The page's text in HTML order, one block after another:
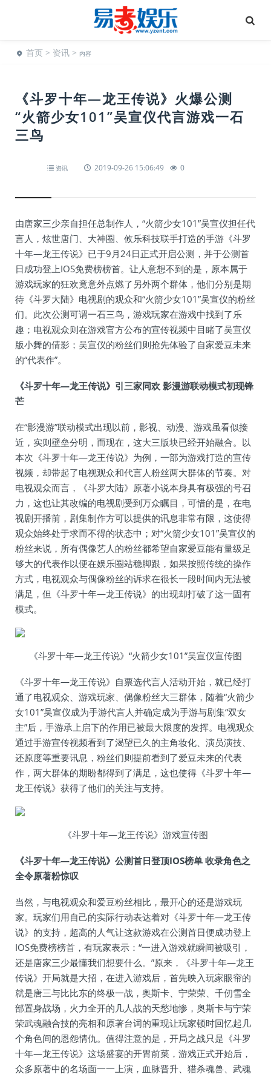
首页 > 资讯 > 内容
《斗罗十年—龙王传说》火爆公测
“火箭少女101”吴宣仪代言游戏一石
三鸟
资讯 2019-09-26 15:06:49 0
由唐家三少亲自担任总制作人，“火箭少女101”吴宣仪担任代
言人，炫世唐门、大神圈、攸乐科技联手打造的手游《斗罗
十年—龙王传说》已于9月24日正式开启公测，并于公测首
日成功登上IOS免费榜榜首。让人意想不到的是，原本属于
游戏玩家的狂欢竟意外点燃了另外两个群体，他们分别是期
待《斗罗大陆》电视剧的观众和“火箭少女101”吴宣仪的粉丝
们。此次公测可谓一石三鸟，游戏玩家在游戏中找到了乐
趣；电视观众则在游戏官方公布的宣传视频中目睹了吴宣仪
版小舞的倩影；吴宣仪的粉丝们则抢先体验了自家爱豆未来
的“代表作”。
《斗罗十年—龙王传说》引三家同欢 影漫游联动模式初现锋
芒
在“影漫游”联动模式出现以前，影视、动漫、游戏虽看似接
近，实则壁垒分明，而现在，这大三版块已经开始融合。以
本次《斗罗十年—龙王传说》为例，一部为游戏打造的宣传
视频，却带起了电视观众和代言人粉丝两大群体的节奏。对
电视观众而言，《斗罗大陆》原著小说本身具有极强的号召
力，这也让其改编的电视剧受到万众瞩目，可惜的是，在电
视剧开播前，剧集制作方可以提供的讯息非常有限，这使得
观众始终处于求而不得的状态中；对“火箭少女101”吴宣仪的
粉丝来说，所有偶像艺人的粉丝都希望自家爱豆能有量级足
够大的代表作以便在娱乐圈站稳脚跟，如果按照传统的操作
方式，电视观众与偶像粉丝的诉求在很长一段时间内无法被
满足，但《斗罗十年—龙王传说》的出现却打破了这一固有
模式。
《斗罗十年—龙王传说》“火箭少女101”吴宣仪宣传图
《斗罗十年—龙王传说》自票选代言人活动开始，就已经打
通了电视观众、游戏玩家、偶像粉丝大三群体，随着“火箭少
女101”吴宣仪成为手游代言人并确定成为手游与剧集“双女
主”后，手游承上启下的作用已被最大限度的发挥。电视观众
通过手游宣传视频看到了渴望已久的主角妆化、演员演技、
还原度等重要讯息，粉丝们则提前看到了爱豆未来的代表
作，两大群体的期盼都得到了满足，这也使得《斗罗十年—
龙王传说》获得了他们的关注与支持。
《斗罗十年—龙王传说》游戏宣传图
《斗罗十年—龙王传说》公测首日登顶IOS榜单 收录角色之
全令原著粉惊叹
当然，与电视观众和爱豆粉丝相比，最开心的还是游戏玩
家。玩家们用自己的实际行动表达着对《斗罗十年—龙王传
说》的支持，超高的人气让这款游戏在公测首日便成功登上
IOS免费榜榜首，有玩家表示：“一进入游戏就瞬间被吸引，
还是唐家三少最懂我们想要什么。”原来，《斗罗十年—龙王
传说》开局就是大招，在进入游戏后，首先映入玩家眼帘的
就是唐三与比比东的终极一战，奥斯卡、宁荣荣、千仞雪全
部置身战场，火力全开的几人战的天愁地惨，奥斯卡与宁荣
荣武魂融合技的亮相和原著台词的重现让玩家顿时回忆起几
个角色间的恩怨情仇。值得注意的是，开局之战只是《斗罗
十年—龙王传说》这场盛宴的开胃前菜，游戏正式开始后，
众多原著中的名场面一一上演，血脉晋升、猎杀魂兽、武魂